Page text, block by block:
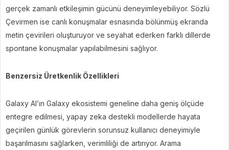
gerçek zamanlı etkileşimin gücünü deneyimleyebiliyor. Sözlü
Çevirmen ise canlı konuşmalar esnasında bölünmüş ekranda
metin çevirileri oluşturuyor ve seyahat ederken farklı dillerde
spontane konuşmalar yapılabilmesini sağlıyor.
Benzersiz Üretkenlik Özellikleri
Galaxy AI’ın Galaxy ekosistemi geneline daha geniş ölçüde
entegre edilmesi, yapay zeka destekli modellerde hayata
geçirilen günlük görevlerin sorunsuz kullanıcı deneyimiyle
başarılmasını sağlarken, verimliliği de artırıyor. Arama